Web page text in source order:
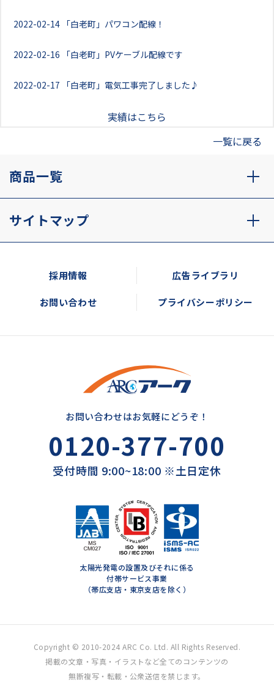
2022-02-14 「白老町」パワコン配線！
2022-02-16 「白老町」PVケーブル配線です
2022-02-17 「白老町」電気工事完了しました♪
実績はこちら
一覧に戻る
商品一覧
サイトマップ
採用情報 広告ライブラリ
お問い合わせ プライバシーポリシー
お問い合わせはお気軽にどうぞ！
0120-377-700
受付時間 9:00~18:00 ※土日定休
太陽光発電の設置及びそれに係る
付帯サービス事業
（帯広支店・東京支店を除く）
Copyright © 2010-2024 ARC Co. Ltd. All Rights Reserved.
掲載の文章・写真・イラストなど全てのコンテンツの
無断複写・転載・公衆送信を禁じます。